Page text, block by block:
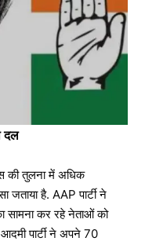
दल
की तुलना में अधिक
है. AAP पार्टी ने
सामना कर रहे नेताओं को
पार्टी ने अपने 70